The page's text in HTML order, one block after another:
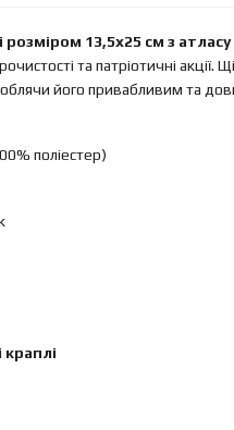
13,5х25 см з
та патріотичні акції.
його привабливим та
поліестер)